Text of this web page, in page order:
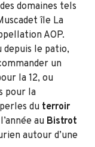
domaines tels
île La
AOP.
depuis le patio,
un
la 12, ou
pour la
du terroir
au Bistrot
autour d’une